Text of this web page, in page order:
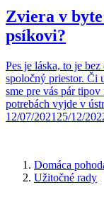
Zviera v
psíkovi?
Pes je láska, to je
spoločný priestor. Či
sme pre vás pár
potrebách vyjde v
12/07/2021 25/12/
Domáca
Užitočné rady